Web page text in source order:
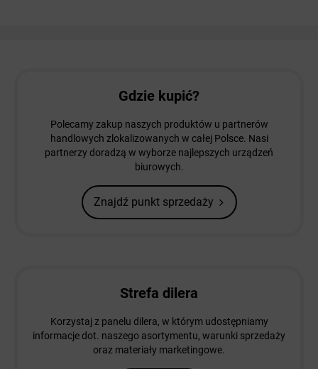
Gdzie kupić?
Polecamy zakup naszych produktów u partnerów
handlowych zlokalizowanych w całej Polsce. Nasi
partnerzy doradzą w wyborze najlepszych urządzeń
biurowych.
Znajdź punkt sprzedaży
Strefa dilera
Korzystaj z panelu dilera, w którym udostępniamy
informacje dot. naszego asortymentu, warunki sprzedaży
oraz materiały marketingowe.